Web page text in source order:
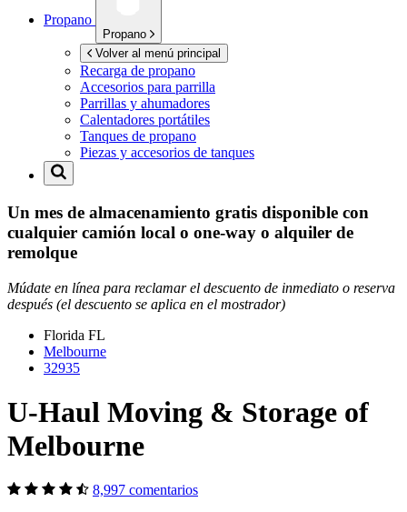
Propano
Propano
Volver al menú principal
Recarga de propano
Accesorios para parrilla
Parrillas y ahumadores
Calentadores portátiles
Tanques de propano
Piezas y accesorios de tanques
Un mes de almacenamiento gratis disponible con
cualquier camión local o one-way o alquiler de
remolque
Múdate en línea para reclamar el descuento de inmediato o reserva
después (el descuento se aplica en el mostrador)
Florida FL
Melbourne
32935
U-Haul Moving & Storage of
Melbourne
8,997 comentarios